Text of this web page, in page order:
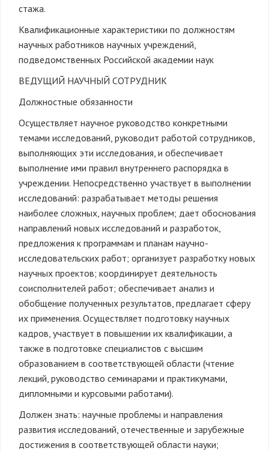
стажа.
Квалификационные характеристики по должностям
научных работников научных учреждений,
подведомственных Российской академии наук
ВЕДУЩИЙ НАУЧНЫЙ СОТРУДНИК
Должностные обязанности
Осуществляет научное руководство конкретными
темами исследований, руководит работой сотрудников,
выполняющих эти исследования, и обеспечивает
выполнение ими правил внутреннего распорядка в
учреждении. Непосредственно участвует в выполнении
исследований: разрабатывает методы решения
наиболее сложных, научных проблем; дает обоснования
направлений новых исследований и разработок,
предложения к программам и планам научно-
исследовательских работ; организует разработку новых
научных проектов; координирует деятельность
соисполнителей работ; обеспечивает анализ и
обобщение полученных результатов, предлагает сферу
их применения. Осуществляет подготовку научных
кадров, участвует в повышении их квалификации, а
также в подготовке специалистов с высшим
образованием в соответствующей области (чтение
лекций, руководство семинарами и практикумами,
дипломными и курсовыми работами).
Должен знать: научные проблемы и направления
развития исследований, отечественные и зарубежные
достижения в соответствующей области науки;